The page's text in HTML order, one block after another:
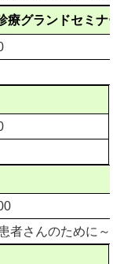
療グランドセミナ
者さんのために～